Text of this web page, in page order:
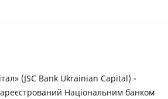
(JSC Вank Ukrainian Capital) -
Національним банком